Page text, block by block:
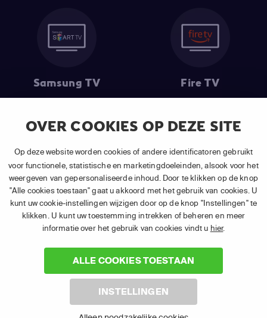
OVER COOKIES OP DEZE SITE
Op deze website worden cookies of andere identificatoren gebruikt
voor functionele, statistische en marketingdoeleinden, alsook voor het
weergeven van gepersonaliseerde inhoud. Door te klikken op de knop
"Alle cookies toestaan" gaat u akkoord met het gebruik van cookies. U
kunt uw cookie-instellingen wijzigen door op de knop "Instellingen" te
klikken. U kunt uw toestemming intrekken of beheren en meer
informatie over het gebruik van cookies vindt u hier.
ALLE COOKIES TOESTAAN
INSTELLINGEN
Samsung TV Fire TV
(1) De eerste 30 dagen gratis: Geldig op alle nieuwe abonnementen
van APP TV Light, Basic of Plus.
(2) Prijs abonnement : Incl. BTW.
(3) Restart & Replayis beschikbaar voorvolgende zendersafhankelijk
van je gekozen pakket.
2026 Canal+ Luxembourg S. à r.l. - Alle rechten voorbehouden. TV
VLAANDEREN® is een merk gebruikt onder licentie door Canal+
Luxembourg S. à r.l. Maatschappelijke zetel: Rue Albert Borschette 4,